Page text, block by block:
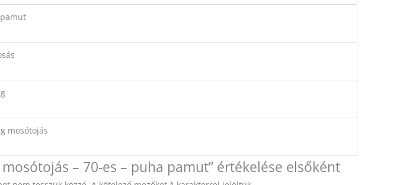
mosótojás
mosótojás – 70-es – puha pamut” értékelése elsőként